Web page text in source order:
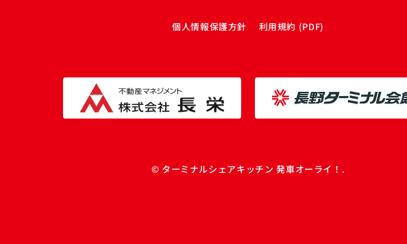
個人情報保護方針 利用規約 (PDF)
© ターミナルシェアキッチン 発車オーライ！.